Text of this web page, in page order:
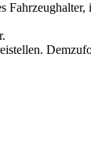
Fahrzeughalter,